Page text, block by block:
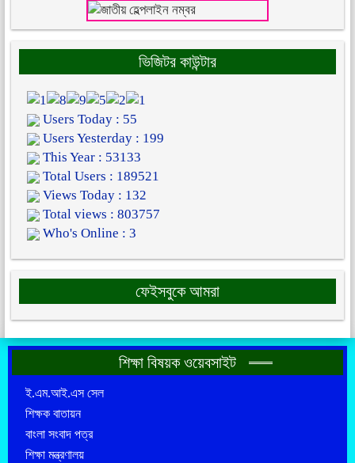
ভিজিটর কাউন্টার
Users Today : 55
Users Yesterday : 199
This Year : 53133
Total Users : 189521
Views Today : 132
Total views : 803757
Who's Online : 3
ফেইসবুকে আমরা
শিক্ষা বিষয়ক ওয়েবসাইট
ই.এম.আই.এস সেল
শিক্ষক বাতায়ন
বাংলা সংবাদ পত্র
শিক্ষা মন্ত্রণালয়